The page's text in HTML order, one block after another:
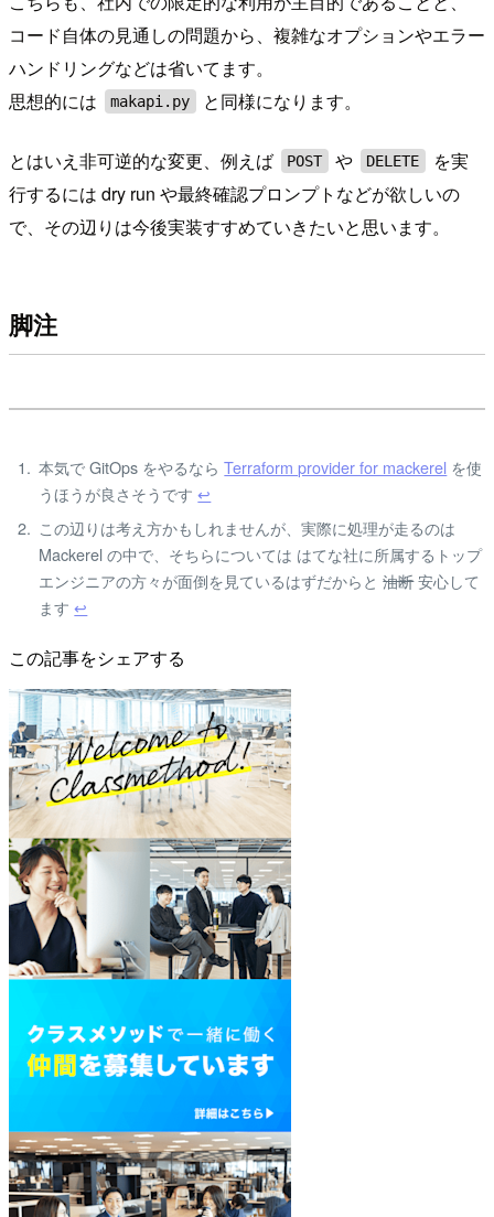
コード自体の見通しの問題から、複雑なオプションやエラー
ハンドリングなどは省いてます。
思想的には
makapi.py と同様になります。
とはいえ非可逆的な変更、例えば POST や DELETE
を実
行するには dry run や最終確認プロンプトなどが欲しいの
で、その辺りは今後実装すすめていきたいと思います。
脚注
本気で GitOps をやるならTerraform provider for mackerel を使
うほうが良さそうです↩
この辺りは考え方かもしれませんが、実際に処理が走るのは
Mackerel の中で、そちらについては はてな社に所属するトップ
エンジニアの方々が面倒を見ているはずだからと油断安心して
ます↩
この記事をシェアする